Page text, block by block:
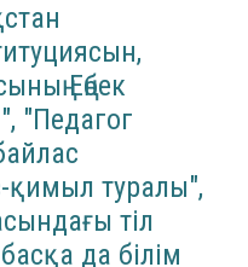
Еңбек
"Педагог
туралы",
тіл
да білім